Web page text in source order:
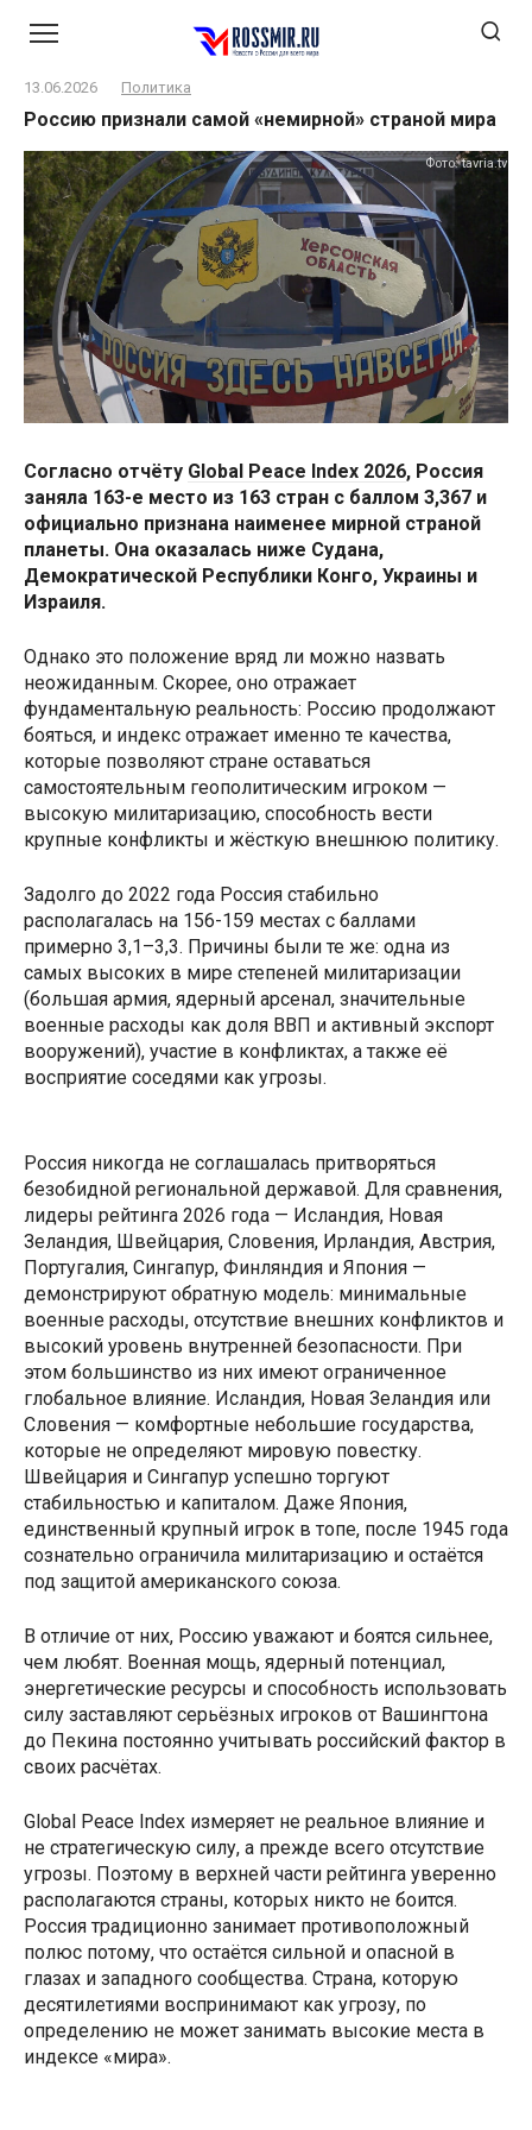
13.06.2026 Политика
Россию признали самой «немирной» страной мира
Фото: tavria.tv
Согласно отчёту Global Peace Index 2026, Россия
заняла 163-е место из 163 стран с баллом 3,367 и
официально признана наименее мирной страной
планеты. Она оказалась ниже Судана,
Демократической Республики Конго, Украины и
Израиля.
Однако это положение вряд ли можно назвать
неожиданным. Скорее, оно отражает
фундаментальную реальность: Россию продолжают
бояться, и индекс отражает именно те качества,
которые позволяют стране оставаться
самостоятельным геополитическим игроком —
высокую милитаризацию, способность вести
крупные конфликты и жёсткую внешнюю политику.
Задолго до 2022 года Россия стабильно
располагалась на 156-159 местах с баллами
примерно 3,1–3,3. Причины были те же: одна из
самых высоких в мире степеней милитаризации
(большая армия, ядерный арсенал, значительные
военные расходы как доля ВВП и активный экспорт
вооружений), участие в конфликтах, а также её
восприятие соседями как угрозы.
Россия никогда не соглашалась притворяться
безобидной региональной державой. Для сравнения,
лидеры рейтинга 2026 года — Исландия, Новая
Зеландия, Швейцария, Словения, Ирландия, Австрия,
Португалия, Сингапур, Финляндия и Япония —
демонстрируют обратную модель: минимальные
военные расходы, отсутствие внешних конфликтов и
высокий уровень внутренней безопасности. При
этом большинство из них имеют ограниченное
глобальное влияние. Исландия, Новая Зеландия или
Словения — комфортные небольшие государства,
которые не определяют мировую повестку.
Швейцария и Сингапур успешно торгуют
стабильностью и капиталом. Даже Япония,
единственный крупный игрок в топе, после 1945 года
сознательно ограничила милитаризацию и остаётся
под защитой американского союза.
В отличие от них, Россию уважают и боятся сильнее,
чем любят. Военная мощь, ядерный потенциал,
энергетические ресурсы и способность использовать
силу заставляют серьёзных игроков от Вашингтона
до Пекина постоянно учитывать российский фактор в
своих расчётах.
Global Peace Index измеряет не реальное влияние и
не стратегическую силу, а прежде всего отсутствие
угрозы. Поэтому в верхней части рейтинга уверенно
располагаются страны, которых никто не боится.
Россия традиционно занимает противоположный
полюс потому, что остаётся сильной и опасной в
глазах и западного сообщества. Страна, которую
десятилетиями воспринимают как угрозу, по
определению не может занимать высокие места в
индексе «мира».